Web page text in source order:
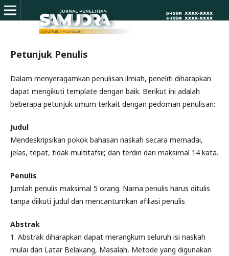
Petunjuk Penulis
Dalam menyeragamkan penulisan ilmiah, peneliti diharapkan
dapat mengikuti template dengan baik. Berikut ini adalah
beberapa petunjuk umum terkait dengan pedoman penulisan:
Judul
Mendeskripsikan pokok bahasan naskah secara memadai,
jelas, tepat, tidak multitafsir, dan terdiri dari maksimal 14 kata.
Penulis
Jumlah penulis maksimal 5 orang. Nama penulis harus ditulis
tanpa diikuti judul dan mencantumkan afiliasi penulis
Abstrak
1. Abstrak diharapkan dapat merangkum seluruh isi naskah
mulai dari Latar Belakang, Masalah, Metode yang digunakan